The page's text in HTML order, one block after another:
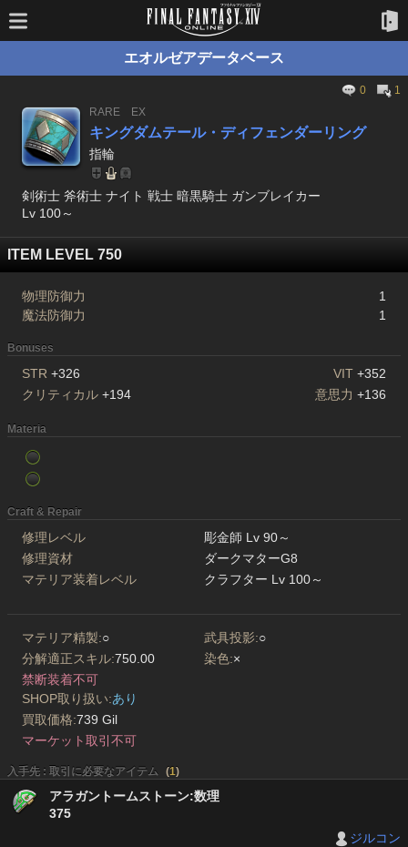
エオルゼアデータベース
0
1
RARE
EX
キングダムテール・ディフェンダーリング
指輪
剣術士 斧術士 ナイト 戦士 暗黒騎士 ガンブレイカー
Lv 100～
ITEM LEVEL 750
物理防御力
1
魔法防御力
1
Bonuses
STR +326 VIT +352
クリティカル +194 意思力 +136
Materia
Craft & Repair
修理レベル
彫金師 Lv 90～
修理資材
ダークマターG8
マテリア装着レベル
クラフター Lv 100～
マテリア精製:○ 武具投影:○
分解適正スキル:750.00 染色:×
禁断装着不可
SHOP取り扱い:あり
買取価格:739 Gil
マーケット取引不可
入手先 : 取引に必要なアイテム (1)
アラガントームストーン:数理
375
ジルコン